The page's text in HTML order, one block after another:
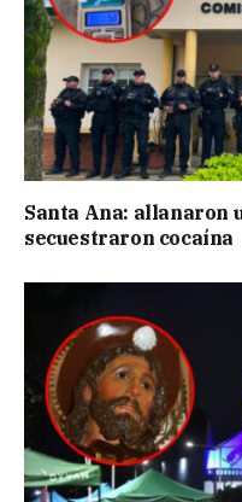
Santa Ana: allanaron
secuestraron cocaína